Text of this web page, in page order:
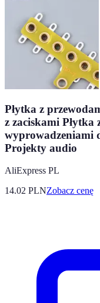
Płytka z
z zaciskami Płytka
wyprowadzeniami
Projekty audio
AliExpress PL
14.02 PLNZobacz cenę